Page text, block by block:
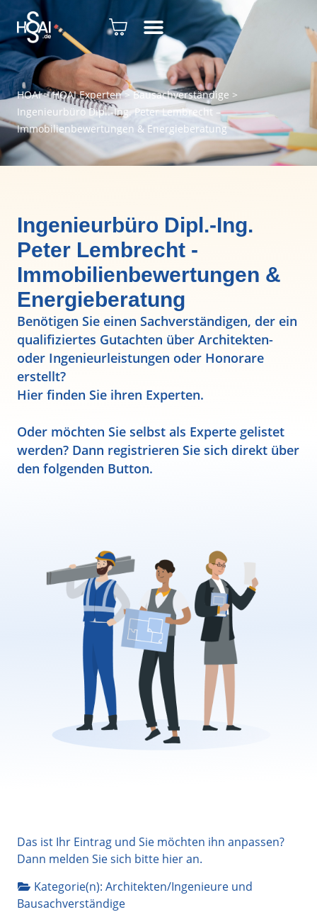
HOAI>HOAI Experten>Bausachverständige >
Ingenieurbüro Dipl.-Ing. Peter Lembrecht –
Immobilienbewertungen & Energieberatung
Ingenieurbüro Dipl.-Ing.
Peter Lembrecht -
Immobilienbewertungen &
Energieberatung
Benötigen Sie einen Sachverständigen, der ein
qualifiziertes Gutachten über Architekten-
oder Ingenieurleistungen oder Honorare
erstellt?
Hier finden Sie ihren Experten.
Oder möchten Sie selbst als Experte gelistet
werden? Dann registrieren Sie sich direkt über
den folgenden Button.
Das ist Ihr Eintrag und Sie möchten ihn anpassen?
Dann melden Sie sich bitte hieran.
Kategorie(n): Architekten/Ingenieure und
Bausachverständige